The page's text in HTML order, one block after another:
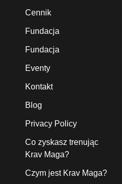
Cennik
Fundacja
Fundacja
Eventy
Kontakt
Blog
Privacy Policy
Co zyskasz trenując
Krav Maga?
Czym jest Krav Maga?